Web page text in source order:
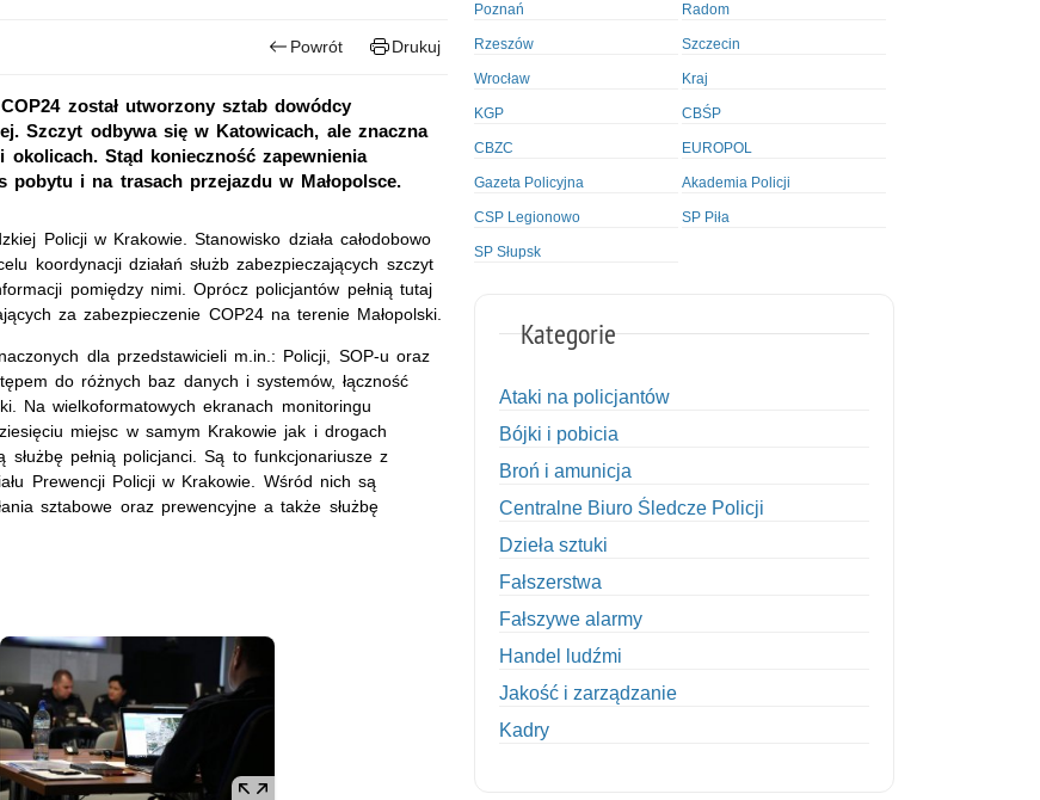
Powrót Drukuj
został utworzony sztab dowódcy
Szczyt odbywa się w Katowicach, ale znaczna
Stąd konieczność zapewnienia
pobytu i na trasach przejazdu w Małopolsce.
Policji w Krakowie. Stanowisko działa całodobowo
koordynacji działań służb zabezpieczających szczyt
pomiędzy nimi. Oprócz policjantów pełnią tutaj
za zabezpieczenie COP24 na terenie Małopolski.
dla przedstawicieli m.in.: Policji, SOP-u oraz
do różnych baz danych i systemów, łączność
Na wielkoformatowych ekranach monitoringu
miejsc w samym Krakowie jak i drogach
pełnią policjanci. Są to funkcjonariusze z
Prewencji Policji w Krakowie. Wśród nich są
sztabowe oraz prewencyjne a także służbę
Poznań Radom
Rzeszów Szczecin
Wrocław Kraj
KGP CBŚP
CBZC EUROPOL
Gazeta Policyjna Akademia Policji
CSP Legionowo SP Piła
SP Słupsk
Kategorie
Ataki na policjantów
Bójki i pobicia
Broń i amunicja
Centralne Biuro Śledcze Policji
Dzieła sztuki
Fałszerstwa
Fałszywe alarmy
Handel ludźmi
Jakość i zarządzanie
Kadry